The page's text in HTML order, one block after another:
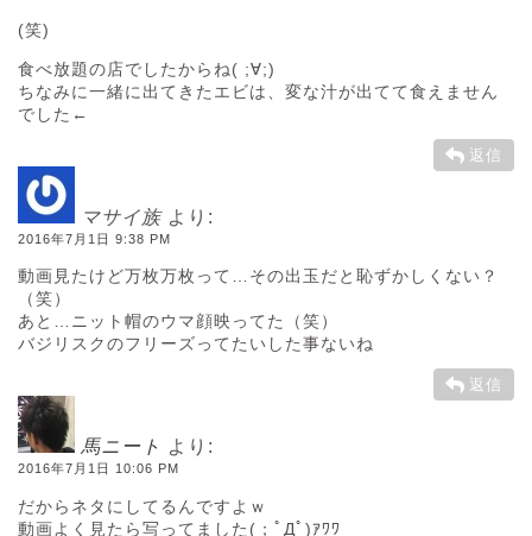
(笑)
食べ放題の店でしたからね( ;∀;)
ちなみに一緒に出てきたエビは、変な汁が出てて食えません
でした←
返信
マサイ族 より:
2016年7月1日 9:38 PM
動画見たけど万枚万枚って…その出玉だと恥ずかしくない？
（笑）
あと…ニット帽のウマ顔映ってた（笑）
バジリスクのフリーズってたいした事ないね
返信
馬ニート より:
2016年7月1日 10:06 PM
だからネタにしてるんですよｗ
動画よく見たら写ってました(；ﾟДﾟ)ｱﾜﾜ